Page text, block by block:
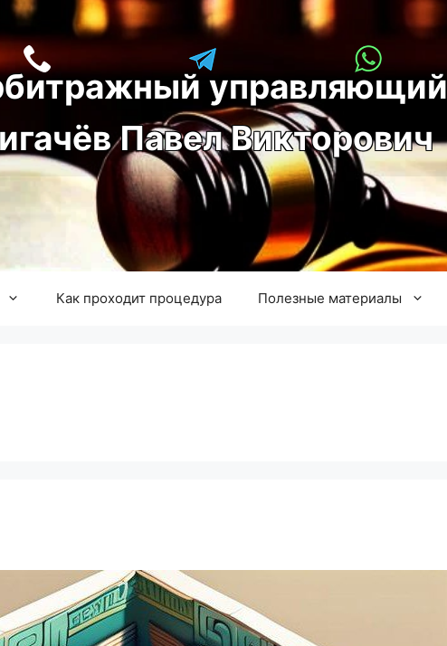
управляющий
игачёв Павел Викторович
Как проходит процедура Полезные материалы